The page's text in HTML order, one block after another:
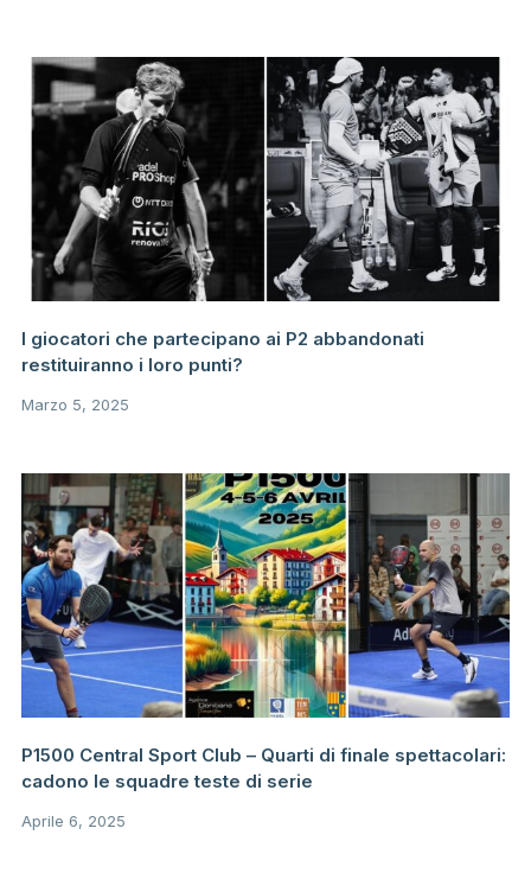
I giocatori che partecipano ai P2 abbandonati
restituiranno i loro punti?
Marzo 5, 2025
P1500 Central Sport Club – Quarti di finale spettacolari:
cadono le squadre teste di serie
Aprile 6, 2025